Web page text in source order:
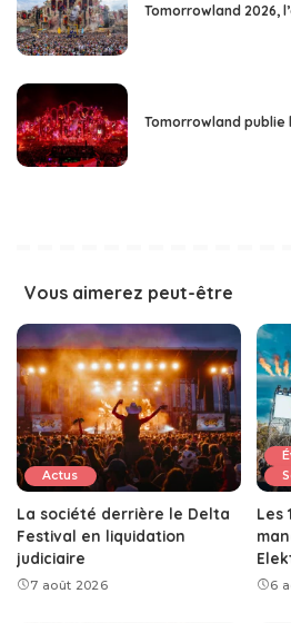
Tomorrowland 2026,
Tomorrowland publie
Vous aimerez peut-être
Actus
La société derrière le Delta
Festival en liquidation
judiciaire
7 août 2026
Les
6